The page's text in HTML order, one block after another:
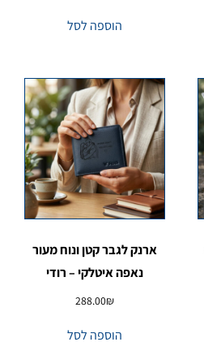
הוספה לסל
ארנק לגבר קטן ונוח מעור
נאפה איטלקי – רודי
288.00₪
הוספה לסל